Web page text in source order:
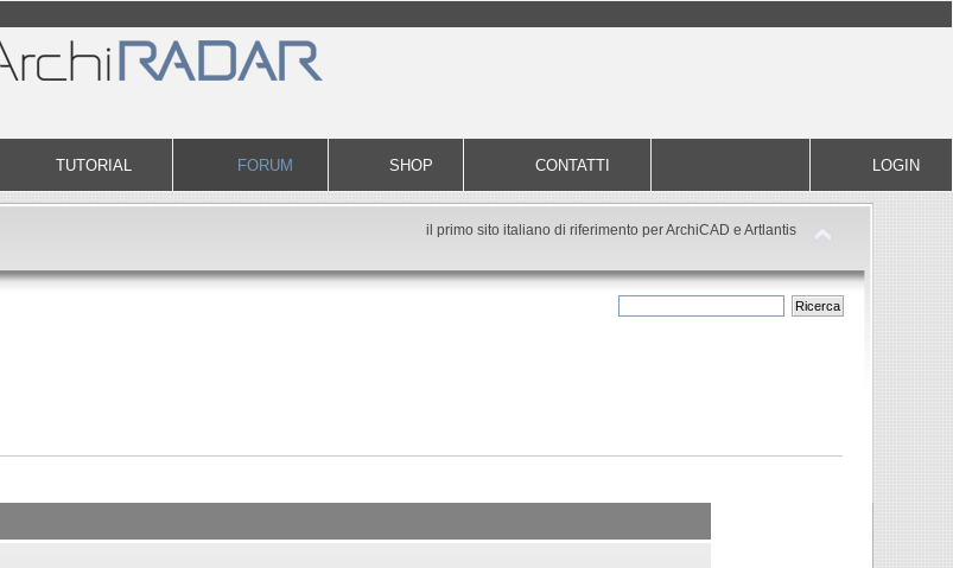
TUTORIAL FORUM SHOP CONTATTI LOGIN
il primo sito italiano di riferimento per ArchiCAD e Artlantis